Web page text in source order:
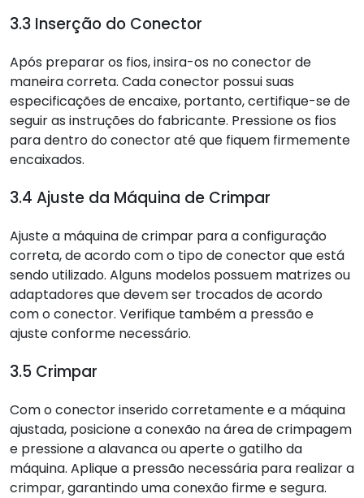
3.3 Inserção do Conector
Após preparar os fios, insira-os no conector de
maneira correta. Cada conector possui suas
especificações de encaixe, portanto, certifique-se de
seguir as instruções do fabricante. Pressione os fios
para dentro do conector até que fiquem firmemente
encaixados.
3.4 Ajuste da Máquina de Crimpar
Ajuste a máquina de crimpar para a configuração
correta, de acordo com o tipo de conector que está
sendo utilizado. Alguns modelos possuem matrizes ou
adaptadores que devem ser trocados de acordo
com o conector. Verifique também a pressão e
ajuste conforme necessário.
3.5 Crimpar
Com o conector inserido corretamente e a máquina
ajustada, posicione a conexão na área de crimpagem
e pressione a alavanca ou aperte o gatilho da
máquina. Aplique a pressão necessária para realizar a
crimpar, garantindo uma conexão firme e segura.